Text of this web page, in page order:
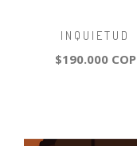
INQUIETUD
$190.000 COP